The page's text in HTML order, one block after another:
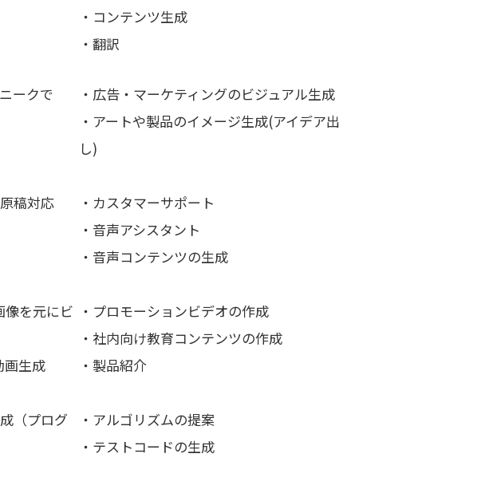
・コンテンツ生成
・翻訳
ークで
・広告・マーケティングのビジュアル生成
・アートや製品のイメージ生成(アイデア出
し)
稿対応
・カスタマーサポート
・音声アシスタント
・音声コンテンツの生成
像を元にビ
画生成
・プロモーションビデオの作成
・社内向け教育コンテンツの作成
・製品紹介
（プログ
・アルゴリズムの提案
・テストコードの生成